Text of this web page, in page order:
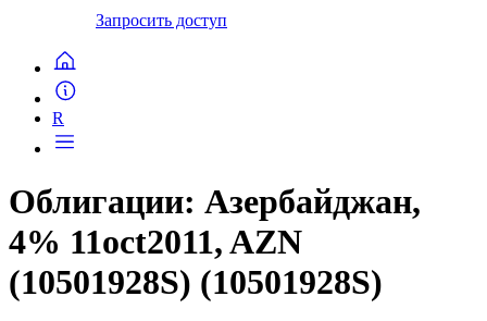
Запросить доступ
R
Облигации: Азербайджан,
4% 11oct2011, AZN
(10501928S) (10501928S)